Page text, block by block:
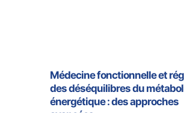
Médecine fonctionnelle et
des déséquilibres du
énergétique : des approches